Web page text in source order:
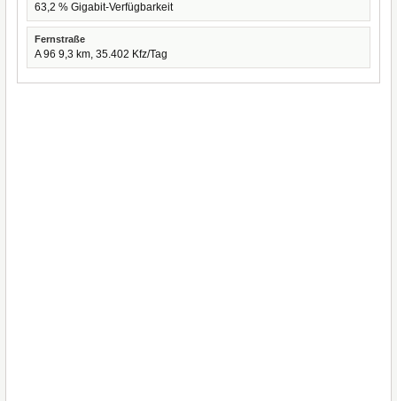
63,2 % Gigabit-Verfügbarkeit
Fernstraße
A 96 9,3 km, 35.402 Kfz/Tag